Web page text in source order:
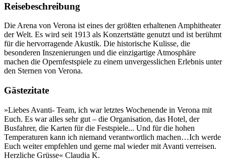
Reisebeschreibung
Die Arena von Verona ist eines der größten erhaltenen Amphitheater
der Welt. Es wird seit 1913 als Konzertstätte genutzt und ist berühmt
für die hervorragende Akustik. Die historische Kulisse, die
besonderen Inszenierungen und die einzigartige Atmosphäre
machen die Opernfestspiele zu einem unvergesslichen Erlebnis unter
den Sternen von Verona.
Gästezitate
»Liebes Avanti- Team, ich war letztes Wochenende in Verona mit
Euch. Es war alles sehr gut – die Organisation, das Hotel, der
Busfahrer, die Karten für die Festspiele... Und für die hohen
Temperaturen kann ich niemand verantwortlich machen…Ich werde
Euch weiter empfehlen und gerne mal wieder mit Avanti verreisen.
Herzliche Grüsse« Claudia K.